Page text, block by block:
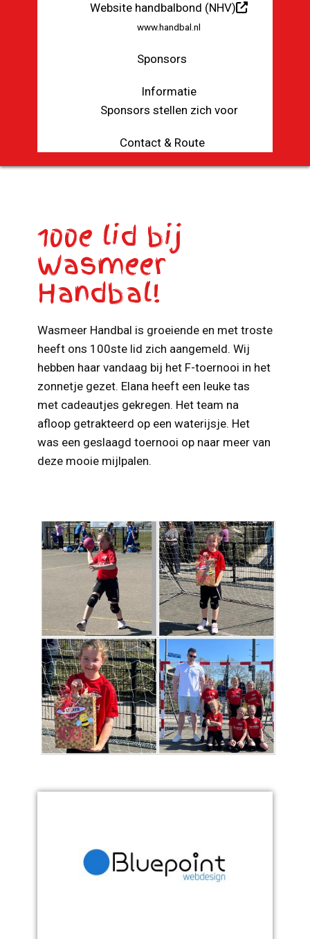
Website handbalbond (NHV)
www.handbal.nl
Sponsors
Informatie
Sponsors stellen zich voor
Contact & Route
100e lid bij
Wasmeer
Handbal!
Wasmeer Handbal is groeiende en met troste
heeft ons 100ste lid zich aangemeld. Wij
hebben haar vandaag bij het F-toernooi in het
zonnetje gezet. Elana heeft een leuke tas
met cadeautjes gekregen. Het team na
afloop getrakteerd op een waterijsje. Het
was een geslaagd toernooi op naar meer van
deze mooie mijlpalen.